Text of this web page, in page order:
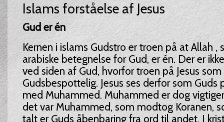
Islams forståelse af Jesus
Gud er én
Kernen i islams Gudstro er troen på at Allah ,
arabiske betegnelse for Gud, er én. Der er
ved siden af Gud, hvorfor troen på Jesus som
Gudsbespottelig. Jesus ses derfor som Guds
med Muhammed. Muhammed er dog
det var Muhammed, som modtog Koranen,
talt er Guds åbenbaring fra ord til andet. I